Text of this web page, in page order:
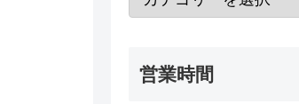
営業時間